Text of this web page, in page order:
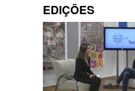
EDIÇÕES